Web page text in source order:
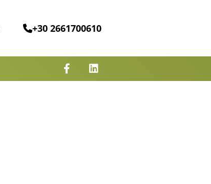
+30 2661700610